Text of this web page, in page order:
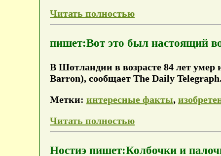
Читать полностью
пишет:Вот это был настоящий
В Шотландии в возрасте 84 лет
Barron), сообщает The Daily
Метки: интересные факты,
Читать полностью
Ностиэ пишет:Колбочки и